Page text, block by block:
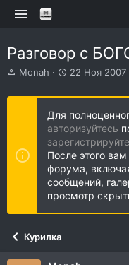
Разговор с
А
т
е
м
Monah
Д
т
н
а
ч
а
л
а
22 Ноя 2007
Для
авторизуйтесь
После этого
форума,
сообщений,
просмотр
Курилка